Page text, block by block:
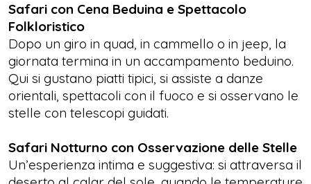
Safari con Cena Beduina e Spettacolo
Folkloristico
Dopo un giro in quad, in cammello o in jeep, la
giornata termina in un accampamento beduino.
Qui si gustano piatti tipici, si assiste a danze
orientali, spettacoli con il fuoco e si osservano le
stelle con telescopi guidati.
Safari Notturno con Osservazione delle Stelle
Un’esperienza intima e suggestiva: si attraversa il